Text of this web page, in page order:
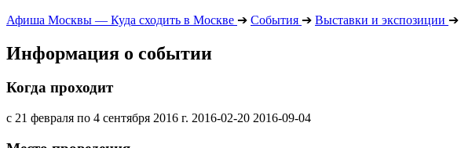
Афиша Москвы — Куда сходить в Москве ➔ События ➔ Выставки и экспозиции ➔
Информация о событии
Когда проходит
с 21 февраля по 4 сентября 2016 г. 2016-02-20 2016-09-04